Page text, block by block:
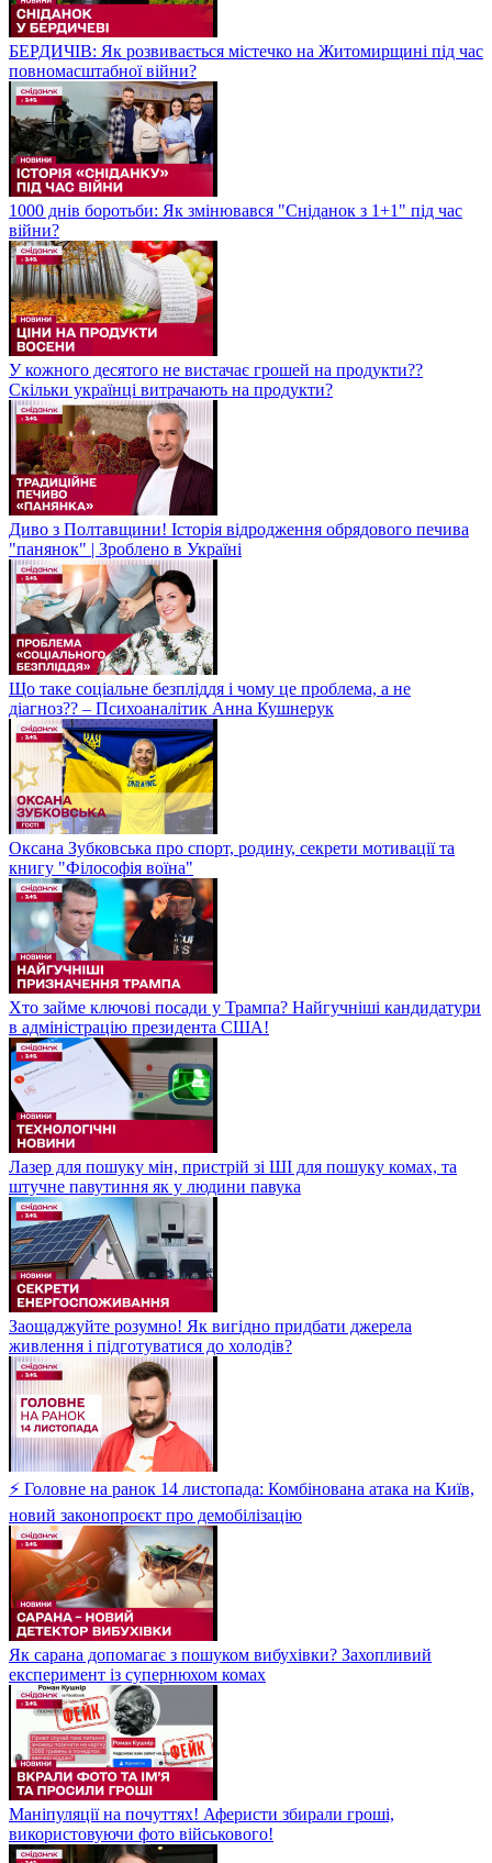
БЕРДИЧІВ: Як розвивається містечко на Житомирщині під час
повномасштабної війни?
1000 днів боротьби: Як змінювався "Сніданок з 1+1" під час
війни?
У кожного десятого не вистачає грошей на продукти??
Скільки українці витрачають на продукти?
Диво з Полтавщини! Історія відродження обрядового печива
"панянок" | Зроблено в Україні
Що таке соціальне безпліддя і чому це проблема, а не
діагноз?? – Психоаналітик Анна Кушнерук
Оксана Зубковська про спорт, родину, секрети мотивації та
книгу "Філософія воїна"
Хто займе ключові посади у Трампа? Найгучніші кандидатури
в адміністрацію президента США!
Лазер для пошуку мін, пристрій зі ШІ для пошуку комах, та
штучне павутиння як у людини павука
Заощаджуйте розумно! Як вигідно придбати джерела
живлення і підготуватися до холодів?
⚡ Головне на ранок 14 листопада: Комбінована атака на Київ,
новий законопроєкт про демобілізацію
Як сарана допомагає з пошуком вибухівки? Захопливий
експеримент із супернюхом комах
Маніпуляції на почуттях! Аферисти збирали гроші,
використовуючи фото військового!